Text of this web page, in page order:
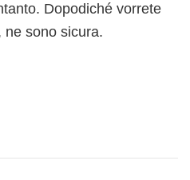
Dopodiché vorrete
ne sono sicura.